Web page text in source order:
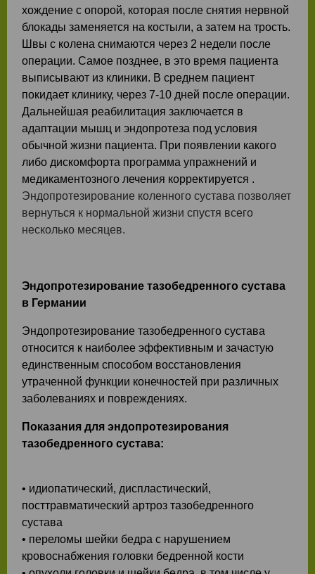
хождение с опорой, которая после снятия нервной
блокады заменяется на костыли, а затем на трость.
Швы с колена снимаются через 2 недели после
операции. Самое позднее, в это время пациента
выписывают из клиники. В среднем пациент
покидает клинику, через 7-10 дней после операции.
Дальнейшая реабилитация заключается в
адаптации мышц и эндопротеза под условия
обычной жизни пациента. При появлении какого
либо дискомфорта программа упражнений и
медикаментозного лечения корректируется .
Эндопротезирование коленного сустава позволяет
вернуться к нормальной жизни спустя всего
несколько месяцев.
Эндопротезирование тазобедренного суставa
в Германии
Эндопротезирование тазобедренного сустава
относится к наиболее эффективным и зачастую
единственным способом восстановления
утраченной функции конечностей при различных
заболеваниях и повреждениях.
Показания для эндопротезирования
тазобедренного сустава:
• идиопатический, диспластический,
посттравматический артроз тазобедренного
сустава
• переломы шейки бедра с нарушением
кровоснабжения головки бедренной кости